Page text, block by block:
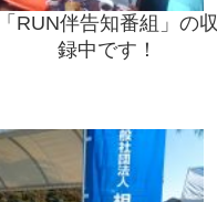
「RUN伴告知番組」の収
録中です！